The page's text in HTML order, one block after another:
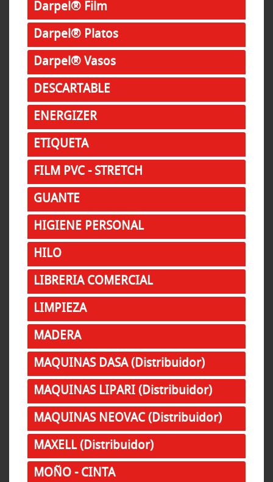
Darpel® Film
Darpel® Platos
Darpel® Vasos
DESCARTABLE
ENERGIZER
ETIQUETA
FILM PVC - STRETCH
GUANTE
HIGIENE PERSONAL
HILO
LIBRERIA COMERCIAL
LIMPIEZA
MADERA
MAQUINAS DASA (Distribuidor)
MAQUINAS LIPARI (Distribuidor)
MAQUINAS NEOVAC (Distribuidor)
MAXELL (Distribuidor)
MOÑO - CINTA